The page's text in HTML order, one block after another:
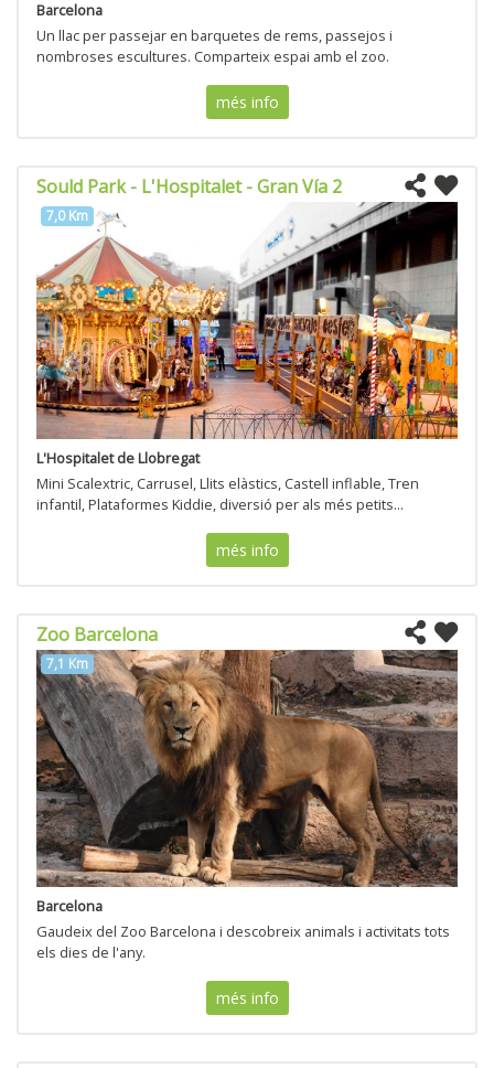
Barcelona
Un llac per passejar en barquetes de rems, passejos i
nombroses escultures. Comparteix espai amb el zoo.
més info
Sould Park - L'Hospitalet - Gran Vía 2
7,0 Km
L'Hospitalet de Llobregat
Mini Scalextric, Carrusel, Llits elàstics, Castell inflable, Tren
infantil, Plataformes Kiddie, diversió per als més petits...
més info
Zoo Barcelona
7,1 Km
Barcelona
Gaudeix del Zoo Barcelona i descobreix animals i activitats tots
els dies de l'any.
més info